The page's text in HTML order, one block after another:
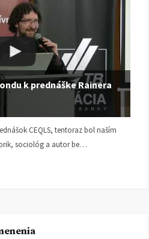
k prednáške Rainera
CEQLS, tentoraz bol naším
sociológ a autor be…